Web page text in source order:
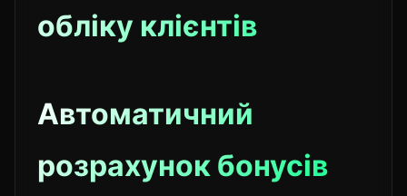
обліку клієнтів
Автоматичний
розрахунок бонусів